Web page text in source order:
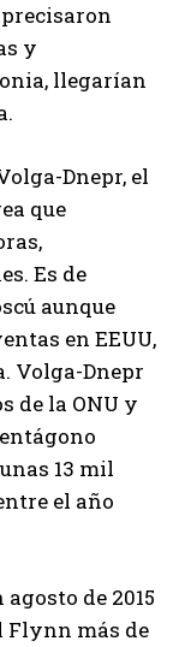
y
llegarían
Dnepr, el
que
Es de
aunque
en EEUU,
Volga-Dnepr
de la ONU y
13 mil
el año
de 2015
Flynn más de